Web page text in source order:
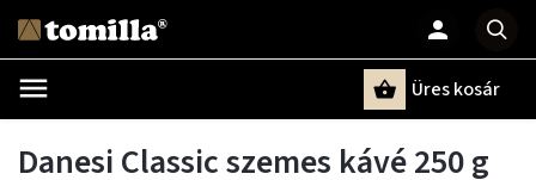
Üres kosár
Danesi Classic szemes kávé 250 g